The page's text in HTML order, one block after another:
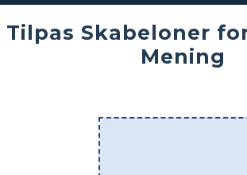
Tilpas Skabeloner
Mening